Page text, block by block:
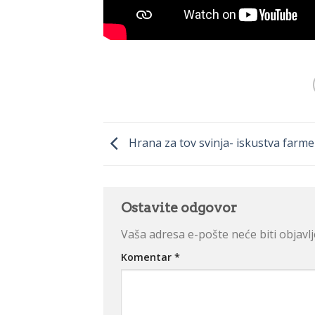
Hrana za tov svinja- iskustva
Ostavite odgovor
Vaša adresa e-pošte neće biti
Komentar *